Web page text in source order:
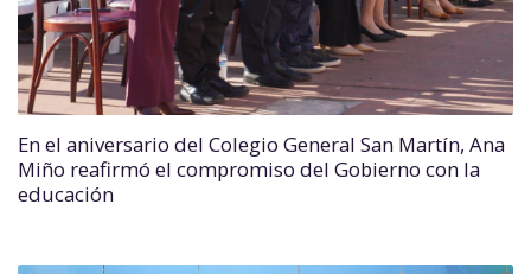
En el aniversario del Colegio General San Martín, Ana
Miño reafirmó el compromiso del Gobierno con la
educación